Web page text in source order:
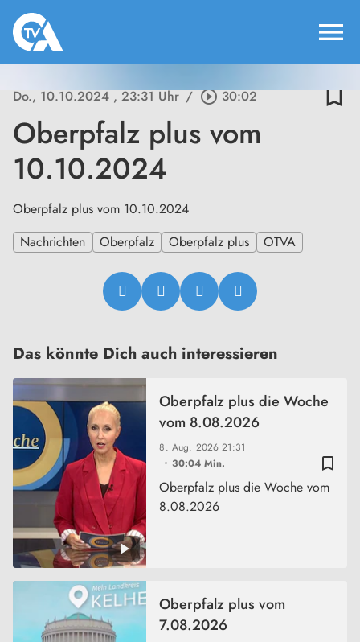
menu
Do., 10.10.2024, 23:31 Uhr / play_circle_outline30:02 bookmark_border
Oberpfalz plus vom
10.10.2024
Oberpfalz plus vom 10.10.2024
Nachrichten
Oberpfalz Oberpfalz plus OTVA
Das könnte Dich auch interessieren
bookmark_border
8. Aug. 202621:31
30:04 Min.
Oberpfalz plus die Woche
vom 8.08.2026
Oberpfalz plus die Woche vom
8.08.2026
Oberpfalz plus vom
7.08.2026